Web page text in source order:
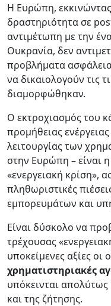
Η Ευρώπη,
δραστηριότητα σε
αντιμέτωπη με την
Ουκρανία, δεν
προβλήματα
να δικαιολογούν τις
διαμορφώθηκαν.
Ο εκτροχιασμός του
προμήθειας
λειτουργίας των
στην Ευρώπη – είναι
«ενεργειακή κρίση»,
πληθωριστικές
εμπορευμάτων και
Είναι δύσκολο να
τρέχουσας
υποκείμενες αξίες
χρηματιστηριακές
υπόκεινται
και της ζήτησης.